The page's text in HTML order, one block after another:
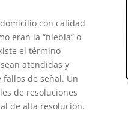
con calidad
eran la “niebla” o
el término
atendidas y
de señal. Un
de resoluciones
de alta resolución.